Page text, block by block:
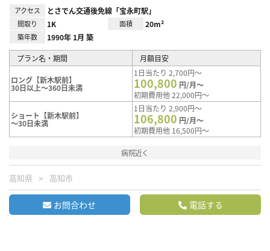
アクセス とさでん交通後免線「宝永町駅」
間取り 1K 面積 20m²
築年数 1990年 1月 築
プラン名・期間 月額目安
ロング【新木駅前】
30日以上～360日未満
1日当たり 2,700円～
100,800 円/月～
初期費用他 22,000円～
ショート【新木駅前】
～30日未満
1日当たり 2,900円～
106,800 円/月～
初期費用他 16,500円～
病院近く
高知県 高知市
お問合わせ 電話する